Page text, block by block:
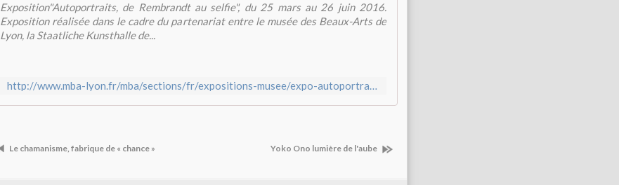
Exposition"Autoportraits, de Rembrandt au selfie", du 25 mars au 26 juin 2016.
Exposition réalisée dans le cadre du partenariat entre le musée des Beaux-Arts de
Lyon, la Staatliche Kunsthalle de...
http://www.mba-lyon.fr/mba/sections/fr/expositions-musee/expo-autoportraits/expo-autoportraits
Le chamanisme, fabrique de « chance » Yoko Ono lumière de l'aube